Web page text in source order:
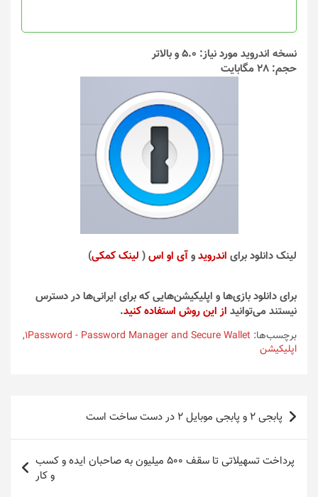
محصول
انتخاب
شوند
محصول
نسخه اندروید مورد نیاز: 5.0 و بالاتر
حجم: 28 مگابایت
لینک دانلود برای اندرویدوآی او اس( لینک کمکی)
برای دانلود بازی‌ها و اپلیکیشن‌هایی که برای ایرانی‌ها در دسترس
نیستند می‌توانید از این روش استفاده کنید.
برچسب‌ها: 1Password - Password Manager and Secure Wallet
,
اپلیکیشن
راهبری
نوشته
پابجی ۲ و پابجی موبایل ۲ در دست ساخت است
پرداخت تسهیلاتی تا سقف ۵۰۰ میلیون به صاحبان ایده و کسب
و کار